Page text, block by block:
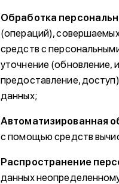
Обработка
(операций),
средств с
уточнение (обновление,
предоставление,
данных;
Автоматизированная
с помощью средств
Распространение
данных